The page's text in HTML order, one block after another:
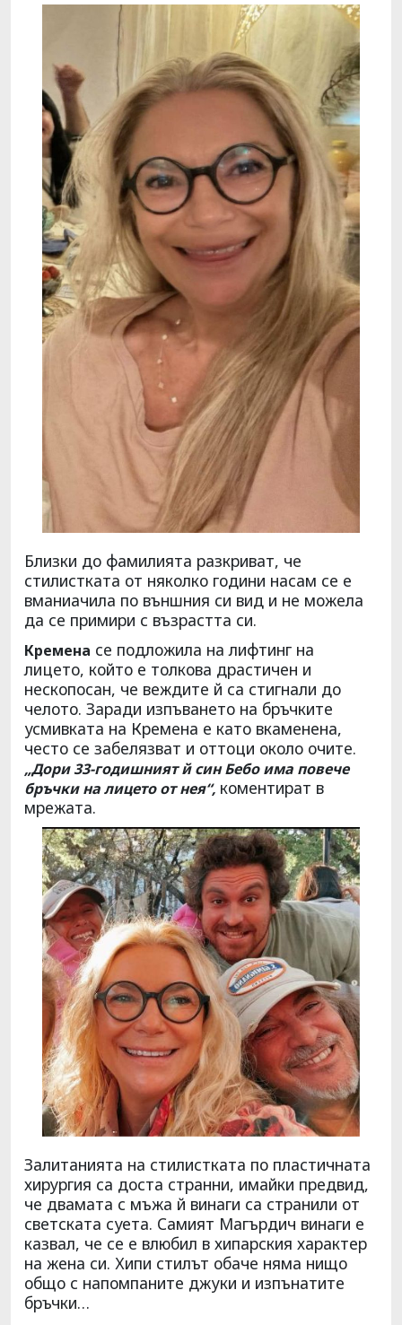
Близки до фамилията разкриват, че
стилистката от няколко години насам се е
вманиачила по външния си вид и не можела
да се примири с възрастта си.
Кремена се подложила на лифтинг на
лицето, който е толкова драстичен и
нескопосан, че веждите й са стигнали до
челото. Заради изпъването на бръчките
усмивката на Кремена е като вкаменена,
често се забелязват и оттоци около очите.
„Дори 33-годишният й син Бебо има повече
бръчки на лицето от нея“, коментират в
мрежата.
Залитанията на стилистката по пластичната
хирургия са доста странни, имайки предвид,
че двамата с мъжа й винаги са странили от
светската суета. Самият Магърдич винаги е
казвал, че се е влюбил в хипарския характер
на жена си. Хипи стилът обаче няма нищо
общо с напомпаните джуки и изпънатите
бръчки…